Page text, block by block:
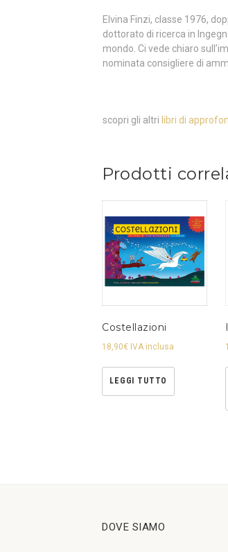
Elvina Finzi, classe 1976,
dottorato di ricerca in
mondo. Ci vede chiaro
nominata consigliere di
scopri gli altri libri di
Prodotti
Costellazioni
18,90€ IVA inclusa
LEGGI TUTTO
DOVE SIAMO